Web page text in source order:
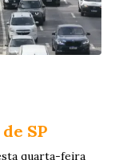
SP
quarta-feira